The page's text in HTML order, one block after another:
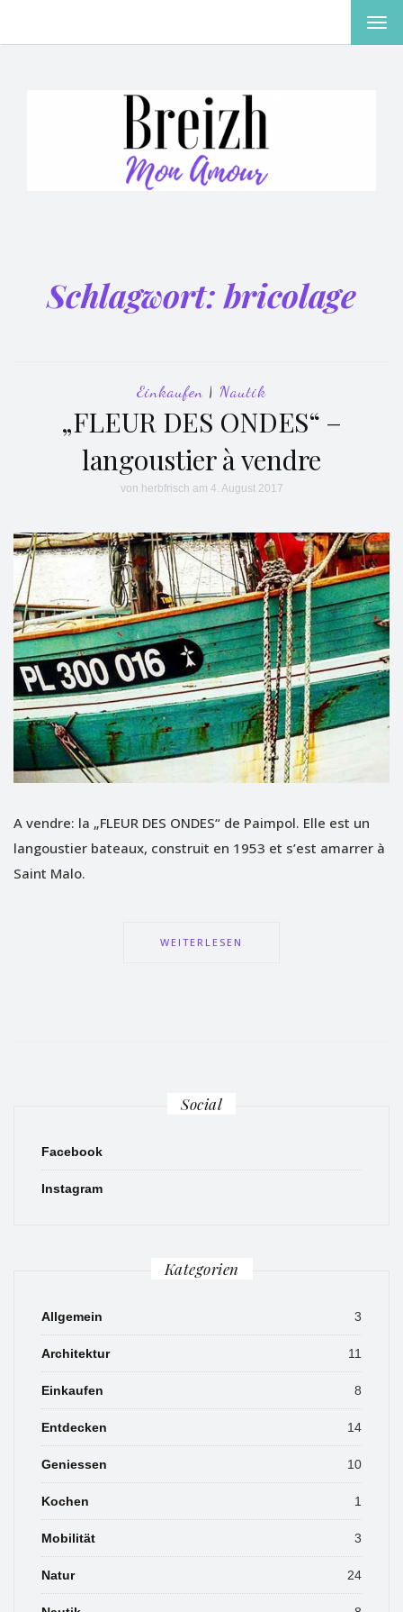
Schlagwort:bricolage
Einkaufen | Nautik
„FLEUR DES ONDES“ –
langoustier à vendre
von herbfrisch am 4. August 2017
A vendre: la „FLEUR DES ONDES“ de Paimpol. Elle est un
langoustier bateaux, construit en 1953 et s’est amarrer à
Saint Malo.
WEITERLESEN
Social
Facebook
Instagram
Kategorien
Allgemein 3
Architektur 11
Einkaufen 8
Entdecken 14
Geniessen 10
Kochen 1
Mobilität 3
Natur 24